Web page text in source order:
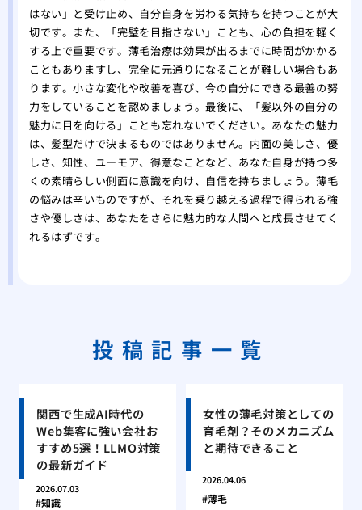
はない」と受け止め、自分自身を労わる気持ちを持つことが大
切です。また、「完璧を目指さない」ことも、心の負担を軽く
する上で重要です。薄毛治療は効果が出るまでに時間がかかる
こともありますし、完全に元通りになることが難しい場合もあ
ります。小さな変化や改善を喜び、今の自分にできる最善の努
力をしていることを認めましょう。最後に、「髪以外の自分の
魅力に目を向ける」ことも忘れないでください。あなたの魅力
は、髪型だけで決まるものではありません。内面の美しさ、優
しさ、知性、ユーモア、得意なことなど、あなた自身が持つ多
くの素晴らしい側面に意識を向け、自信を持ちましょう。薄毛
の悩みは辛いものですが、それを乗り越える過程で得られる強
さや優しさは、あなたをさらに魅力的な人間へと成長させてく
れるはずです。
投稿記事一覧
関西で生成AI時代の
Web集客に強い会社お
すすめ5選！LLMO対策
の最新ガイド
2026.07.03
知識
女性の薄毛対策としての
育毛剤？そのメカニズム
と期待できること
2026.04.06
薄毛